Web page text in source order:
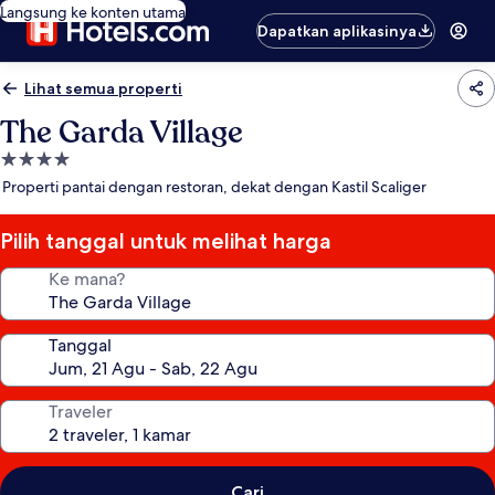
Langsung ke konten utama
Dapatkan aplikasinya
Lihat semua properti
The Garda Village
Properti
bintang
Properti pantai dengan restoran, dekat dengan Kastil Scaliger
Pilih tanggal untuk melihat harga
Ke mana?
Tanggal
Traveler